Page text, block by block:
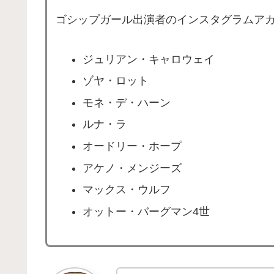
ゴシップガール出演者のインスタグラムア
ジュリアン・キャロウェイ
ゾヤ・ロット
モネ・デ・ハーン
ルナ・ラ
オードリー・ホープ
アケノ・メンジーズ
マックス・ウルフ
オットー・バーグマン4世